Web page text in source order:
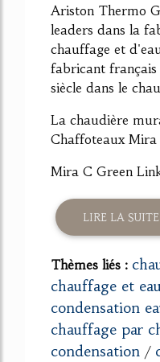
Ariston Thermo
leaders dans la
chauffage et
fabricant
siècle dans le
La chaudière
Chaffoteaux
Mira C Green
LIRE LA SUITE
Thèmes liés :
chauffage et
condensation
chauffage par
condensation /